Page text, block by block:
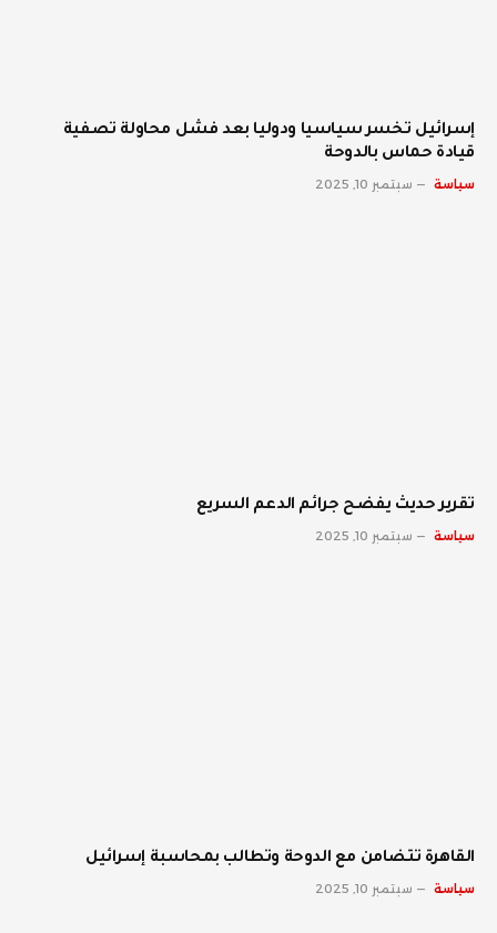
إسرائيل تخسر سياسيا ودوليا بعد فشل محاولة تصفية
قيادة حماس بالدوحة
سياسة سبتمبر 10, 2025
تقرير حديث يفضح جرائم الدعم السريع
سياسة سبتمبر 10, 2025
القاهرة تتضامن مع الدوحة وتطالب بمحاسبة إسرائيل
سياسة سبتمبر 10, 2025